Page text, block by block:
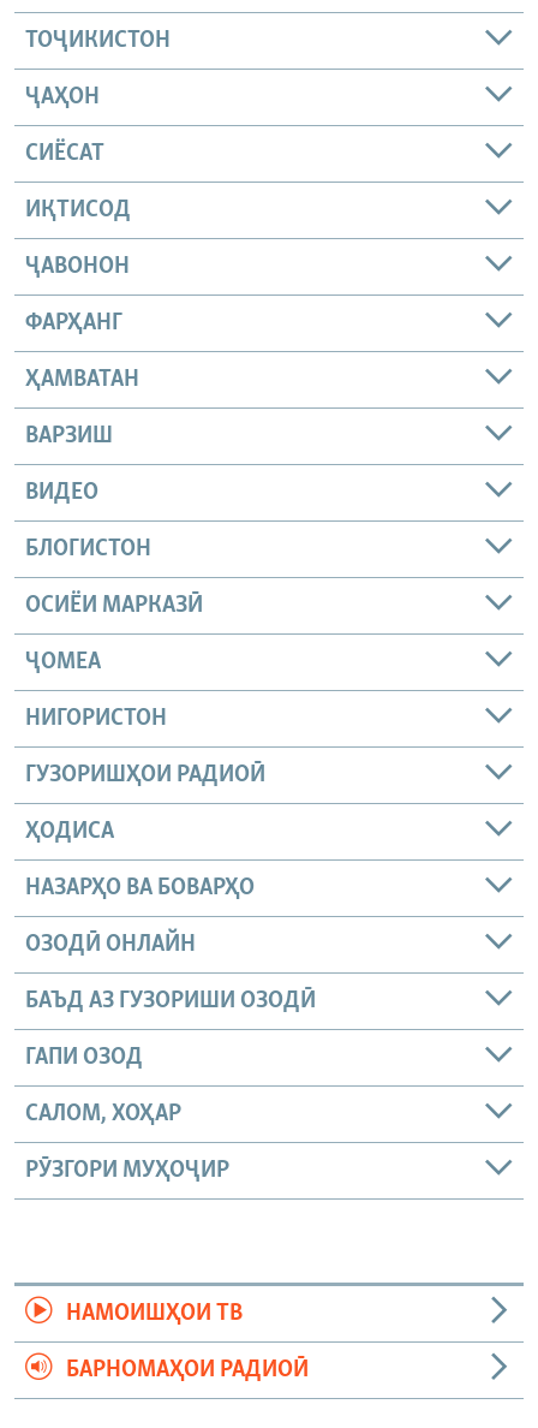
ТОҶИКИСТОН
ҶАҲОН
СИЁСАТ
ИҚТИСОД
ҶАВОНОН
ФАРҲАНГ
ҲАМВАТАН
ВАРЗИШ
ВИДЕО
БЛОГИСТОН
ОСИЁИ МАРКАЗӢ
ҶОМEА
НИГОРИСТОН
ГУЗОРИШҲОИ РАДИОӢ
ҲОДИСА
НАЗАРҲО ВА БОВАРҲО
ОЗОДӢ ОНЛАЙН
БАЪД АЗ ГУЗОРИШИ ОЗОДӢ
ГАПИ ОЗОД
САЛОМ, ХОҲАР
РӮЗГОРИ МУҲОҶИР
НАМОИШҲОИ ТВ
БАРНОМАҲОИ РАДИОӢ